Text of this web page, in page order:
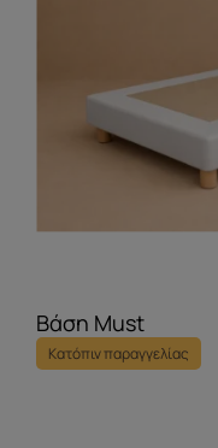
Βάση Must
Κατόπιν παραγγελίας